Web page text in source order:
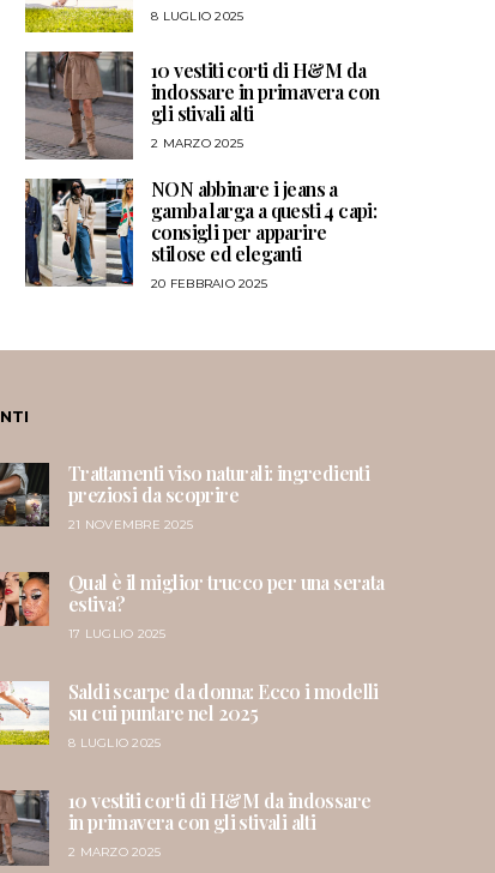
8 LUGLIO 2025
10 vestiti corti di H&M da
indossare in primavera con
gli stivali alti
2 MARZO 2025
NON abbinare i jeans a
gamba larga a questi 4 capi:
consigli per apparire
stilose ed eleganti
20 FEBBRAIO 2025
Trattamenti viso naturali: ingredienti
preziosi da scoprire
21 NOVEMBRE 2025
Qual è il miglior trucco per una serata
estiva?
17 LUGLIO 2025
Saldi scarpe da donna: Ecco i modelli
su cui puntare nel 2025
8 LUGLIO 2025
10 vestiti corti di H&M da indossare
in primavera con gli stivali alti
2 MARZO 2025